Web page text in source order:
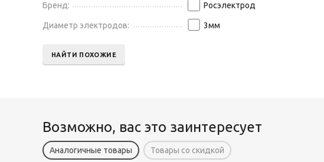
Бренд:
Росэлектрод
Диаметр электродов: 3мм
НАЙТИ ПОХОЖИЕ
Возможно, вас это заинтересует
Аналогичные товары Товары со скидкой